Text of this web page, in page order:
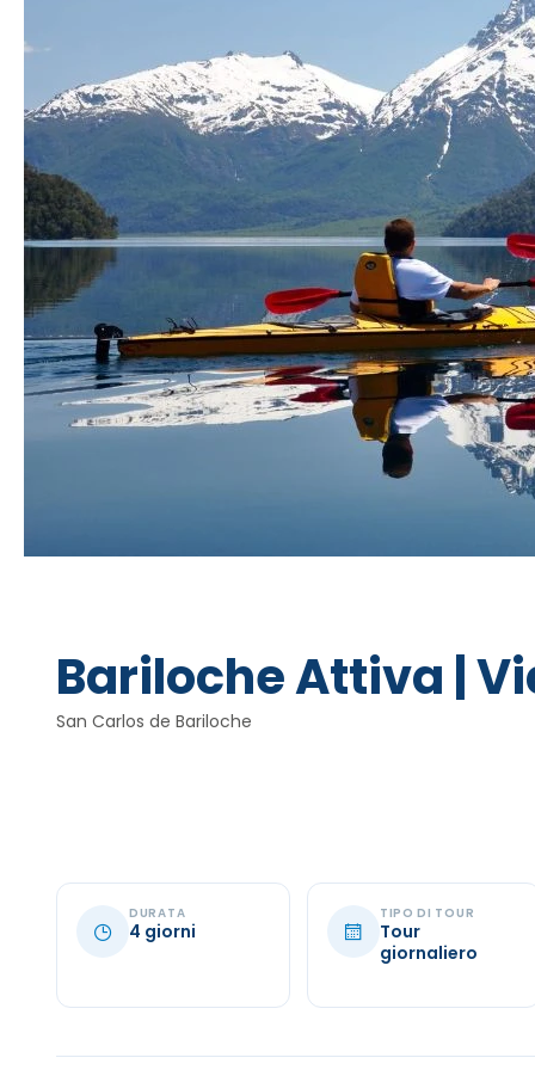
Bariloche Attiva |
San Carlos de Bariloche
DURATA
4 giorni
TIPO DI TOUR
Tour
giornaliero